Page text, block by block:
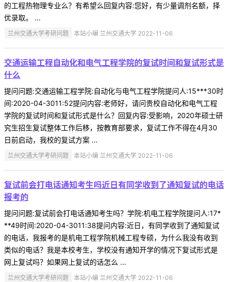
的工程热物理专业么？有希望么回复内容:您好，有少量调剂名额，择
优录取。 ...
兰州交通大学考研问题 本站小编 兰州交通大学 2022-11-06
交通运输工程自动化和电气工程学院的复试时间和复试形式是
什么
提问问题:交通运输工程学院:自动化与电气工程学院提问人:15***30时
间:2020-04-3011:52提问内容:老师好，请问贵校自动化和电气工程
学院的复试时间和复试形式是什么？回复内容:受影响，2020年硕士研
究生招生复试整体工作后移，按教育部要求，复试工作不得在4月30
日前启动，我校的复试方案 ...
兰州交通大学考研问题 本站小编 兰州交通大学 2022-11-06
复试前会打电话通知考生吗近日有同学收到了通知复试的电话
报考的
提问问题:复试前会打电话通知考生吗？学院:机电工程学院提问人:17*
**49时间:2020-04-3011:38提问内容:近日，有同学收到了通知复试
的电话，我报考的是机电工程学院机械工程专硕，为什么我没有收到
类似的电话？我是本校考生，学校没有通知开学的情况下复试形式是
网上复试吗？如果网上复试的话怎么 ...
兰州交通大学考研问题 本站小编 兰州交通大学 2022-11-06